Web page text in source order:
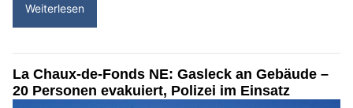
Weiterlesen
La Chaux‑de‑Fonds NE: Gasleck an Gebäude –
20 Personen evakuiert, Polizei im Einsatz